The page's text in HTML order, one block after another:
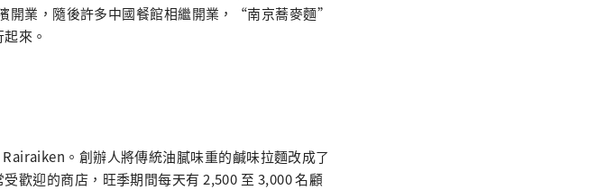
開業，隨後許多中國餐館相繼開業，“南京蕎麥麵”
來。
。創辦人將傳統油膩味重的鹹味拉麵改成了
歡迎的商店，旺季期間每天有 2,500 至 3,000 名顧